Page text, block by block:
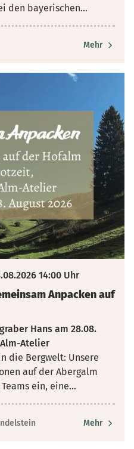
den bayerischen...
Mehr
14:00 Uhr
Anpacken auf
Hans am 28.08.
Atelier
die Bergwelt: Unsere
auf der Abergalm
ein, eine...
Mehr